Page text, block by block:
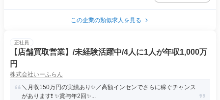
この企業の類似求人を見る
正社員
【店舗買取営業】/未経験活躍中/4人に1人が年収1,000万
円
株式会社いーふらん
＼月収150万円の実績あり✨／高額インセンでさらに稼ぐチャンス
があります❗ ✨賞与年2回✨...